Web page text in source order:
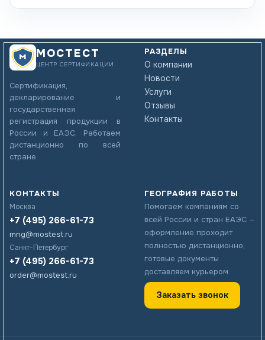
МОСТЕСТ
ЦЕНТР СЕРТИФИКАЦИИ
Сертификация,
декларирование и
государственная
регистрация продукции в
России и ЕАЭС. Работаем
дистанционно по всей
стране.
РАЗДЕЛЫ
О компании
Новости
Услуги
Отзывы
Контакты
КОНТАКТЫ
Москва
+7 (495) 266-61-73
mng@mostest.ru
Санкт-Петербург
+7 (495) 266-61-73
order@mostest.ru
ГЕОГРАФИЯ РАБОТЫ
Помогаем компаниям со
всей России и стран ЕАЭС —
оформление проходит
полностью дистанционно,
готовые документы
доставляем курьером.
Заказать звонок